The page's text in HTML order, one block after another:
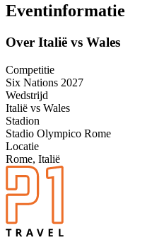
Eventinformatie
Over Italië vs Wales
Competitie
Six Nations 2027
Wedstrijd
Italië vs Wales
Stadion
Stadio Olympico Rome
Locatie
Rome, Italië